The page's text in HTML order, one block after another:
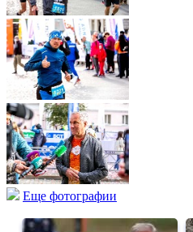
Еще фотографии